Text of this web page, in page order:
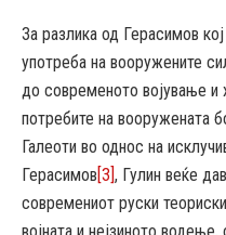
За разлика од Герасимов
употреба на вооружените
до современото војување и
потребите на вооружената
Галеоти во однос на
Герасимов[3], Гулин веќе
современиот руски